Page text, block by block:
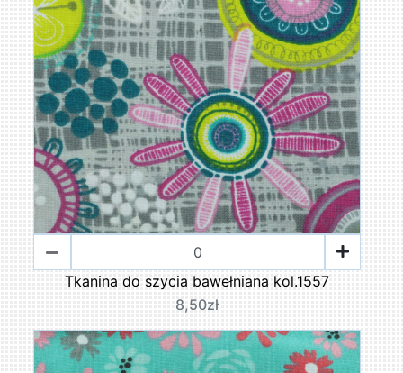
Tkanina do szycia bawełniana kol.1557
8,50zł